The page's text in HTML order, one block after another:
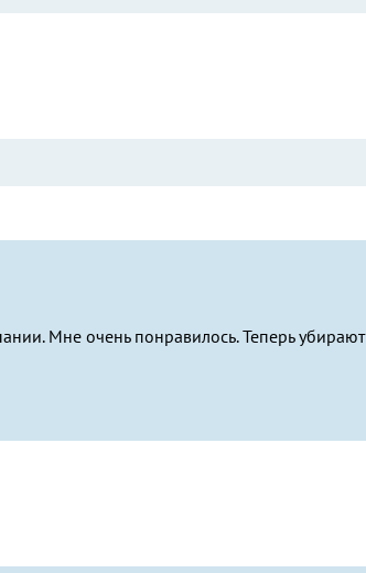
Мне очень понравилось. Теперь убирают